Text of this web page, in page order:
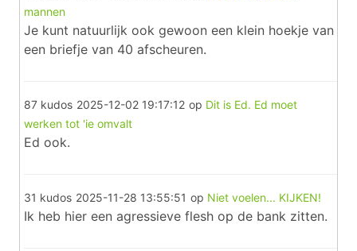
mannen
Je kunt natuurlijk ook gewoon een klein hoekje van
een briefje van 40 afscheuren.
87 kudos 2025-12-02 19:17:12 op Dit is Ed. Ed moet
werken tot 'ie omvalt
Ed ook.
31 kudos 2025-11-28 13:55:51 op Niet voelen... KIJKEN!
Ik heb hier een agressieve flesh op de bank zitten.